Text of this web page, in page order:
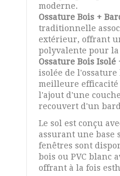
moderne.
Ossature Bois +
traditionnelle
extérieur, offrant
polyvalente pour
Ossature Bois Isolé
isolée de
meilleure efficacité
l'ajout d'une
recouvert d'un
Le sol est conçu
assurant une base
fenêtres sont
bois ou PVC blanc
offrant à la fois